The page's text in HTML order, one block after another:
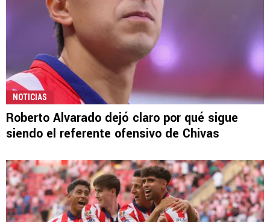
NOTICIAS
Roberto Alvarado dejó claro por qué sigue
siendo el referente ofensivo de Chivas